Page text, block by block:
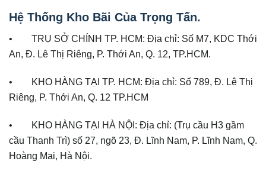
Hệ Thống Kho Bãi Của Trọng Tấn.
• TRỤ SỞ CHÍNH TP. HCM: Địa chỉ: Số M7, KDC Thới
An, Đ. Lê Thị Riêng, P. Thới An, Q. 12, TP.HCM.
• KHO HÀNG TẠI TP. HCM: Địa chỉ: Số 789, Đ. Lê Thị
Riêng, P. Thới An, Q. 12 TP.HCM
• KHO HÀNG TẠI HÀ NỘI: Địa chỉ: (Trụ cầu H3 gầm
cầu Thanh Trì) số 27, ngõ 23, Đ. Lĩnh Nam, P. Lĩnh Nam, Q.
Hoàng Mai, Hà Nội.